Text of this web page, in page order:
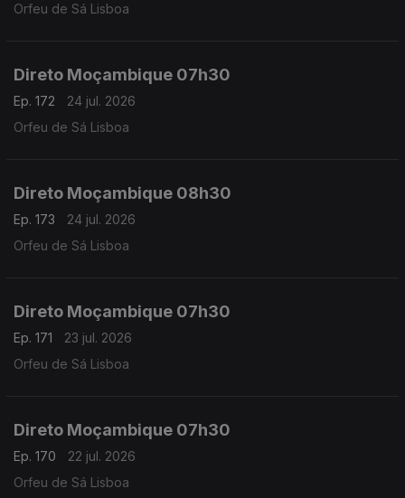
Orfeu de Sá Lisboa
Direto Moçambique 07h30
Ep. 172
24 jul. 2026
Orfeu de Sá Lisboa
Direto Moçambique 08h30
Ep. 173
24 jul. 2026
Orfeu de Sá Lisboa
Direto Moçambique 07h30
Ep. 171
23 jul. 2026
Orfeu de Sá Lisboa
Direto Moçambique 07h30
Ep. 170
22 jul. 2026
Orfeu de Sá Lisboa